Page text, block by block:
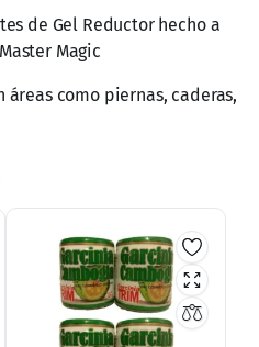
de Gel Reductor hecho a
Magic
áreas como piernas, caderas,